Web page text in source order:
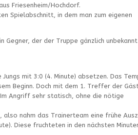
Friesenheim/Hochdorf.
Spielabschnitt, in dem man zum eigenen
Gegner, der der Truppe gänzlich unbekannt
mit 3:0 (4. Minute) absetzen. Das
Beginn. Doch mit dem 1. Treffer der
Angriff sehr statisch, ohne die nötige
also nahm das Trainerteam eine frühe
Diese fruchteten in den nächsten